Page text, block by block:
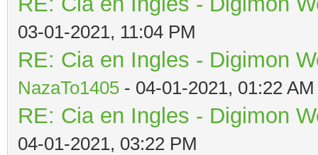
03-01-2021, 11:04 PM
RE: Cia en Ingles - Digimon
NazaTo1405 - 04-01-2021, 01:22 AM
RE: Cia en Ingles - Digimon
04-01-2021, 03:22 PM